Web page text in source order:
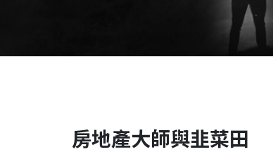
房地產大師與韭菜田